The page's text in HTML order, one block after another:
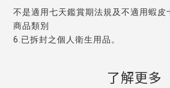
不是適用七天鑑賞期法規及不適用蝦皮
商品類別
6.已拆封之個人衛生用品。
了解更多